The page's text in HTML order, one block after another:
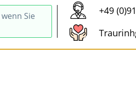
wenn Sie
+49